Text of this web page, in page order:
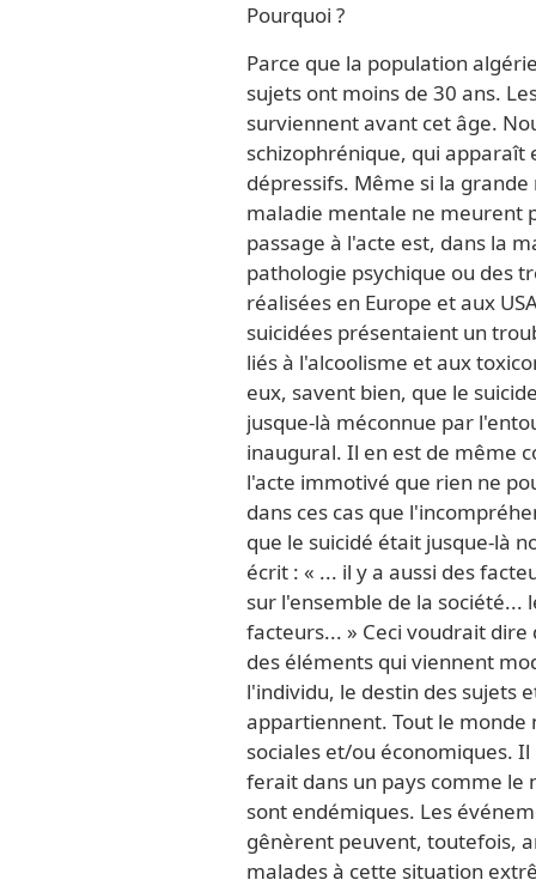
Pourquoi ?
Parce que la population
sujets ont moins de 30 ans.
surviennent avant cet âge.
schizophrénique, qui apparaît
dépressifs. Même si la
maladie mentale ne meurent
passage à l'acte est, dans la
pathologie psychique ou des
réalisées en Europe et aux
suicidées présentaient un
liés à l'alcoolisme et aux
eux, savent bien, que le
jusque-là méconnue par
inaugural. Il en est de même
l'acte immotivé que rien ne
dans ces cas que
que le suicidé était jusque-là
écrit : « ... il y a aussi des
sur l'ensemble de la société...
facteurs... » Ceci voudrait
des éléments qui viennent
l'individu, le destin des sujets
appartiennent. Tout le monde
sociales et/ou économiques.
ferait dans un pays comme le
sont endémiques. Les
gênèrent peuvent, toutefois,
malades à cette situation